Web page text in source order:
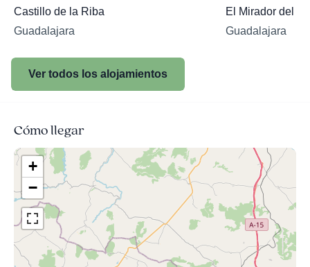
Castillo de la Riba
Guadalajara
El Mirador del
Guadalajara
Ver todos los alojamientos
Cómo llegar
+
−